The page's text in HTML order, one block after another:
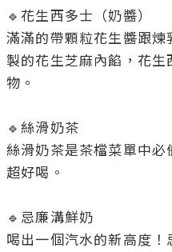
🔹花生西多士（奶醬）
滿滿的帶顆粒花生醬跟
製的花生芝麻內餡，花
物。
🔹絲滑奶茶
絲滑奶茶是茶檔菜單中必
超好喝。
🔹忌廉溝鮮奶
喝出一個汽水的新高度！